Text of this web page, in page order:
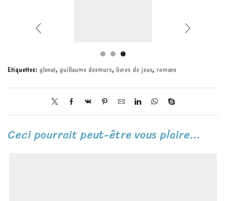
Etiquettes: glenat, guillaume desmurs, livres de jeux, romans
Ceci pourrait peut-être vous plaire...